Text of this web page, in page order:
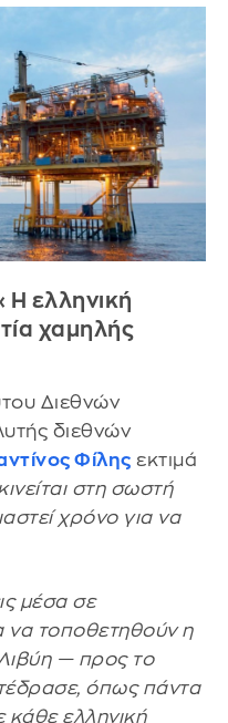
ελληνική
χαμηλής
Διεθνών
διεθνών
Φίλης εκτιμά
στη σωστή
χρόνο για να
μέσα σε
να τοποθετηθούν η
— προς το
όπως πάντα
κάθε ελληνική